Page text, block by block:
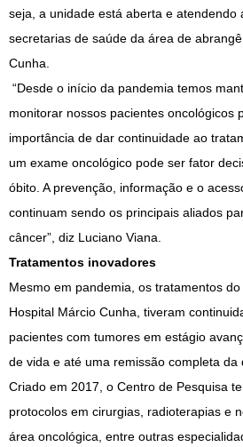
seja, a unidade está aberta e atendendo
secretarias de saúde da área de
Cunha.
“Desde o início da pandemia temos
monitorar nossos pacientes oncológicos
importância de dar continuidade ao
um exame oncológico pode ser fator
óbito. A prevenção, informação e o
continuam sendo os principais aliados
câncer”, diz Luciano Viana.
Tratamentos inovadores
Mesmo em pandemia, os tratamentos
Hospital Márcio Cunha, tiveram
pacientes com tumores em estágio
de vida e até uma remissão completa da
Criado em 2017, o Centro de Pesquisa
protocolos em cirurgias, radioterapias e
área oncológica, entre outras